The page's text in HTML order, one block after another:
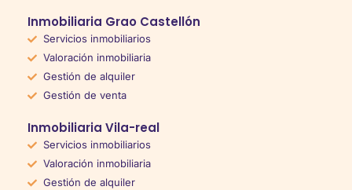
Inmobiliaria Grao Castellón
Servicios inmobiliarios
Valoración inmobiliaria
Gestión de alquiler
Gestión de venta
Inmobiliaria Vila-real
Servicios inmobiliarios
Valoración inmobiliaria
Gestión de alquiler